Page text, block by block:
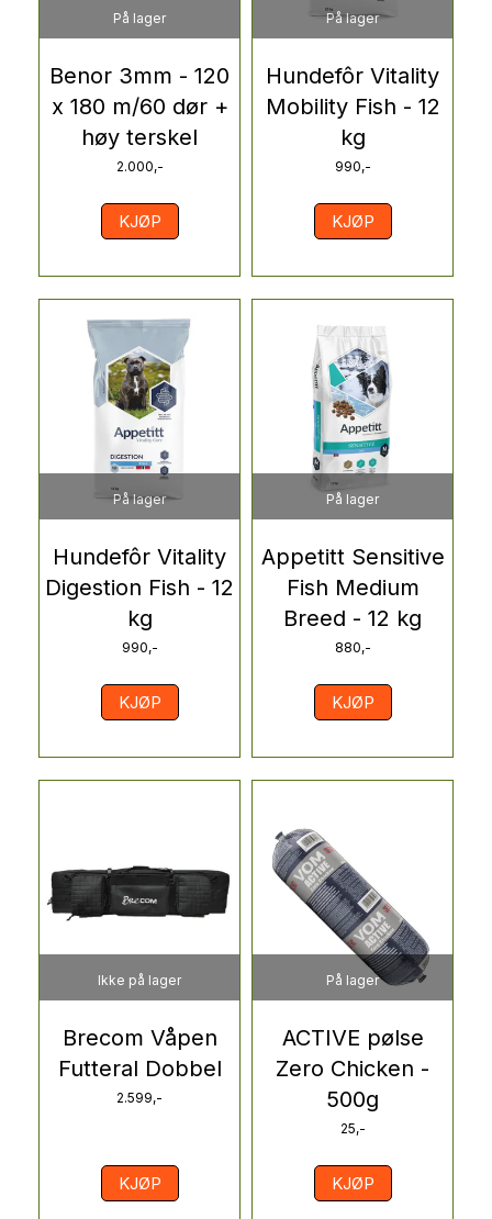
På lager
Benor 3mm - 120
x 180 m/60 dør +
høy terskel
2.000,-
KJØP
På lager
Hundefôr Vitality
Mobility Fish - 12
kg
990,-
KJØP
På lager
Hundefôr Vitality
Digestion Fish - 12
kg
990,-
KJØP
På lager
Appetitt Sensitive
Fish Medium
Breed - 12 kg
880,-
KJØP
Ikke på lager
Brecom Våpen
Futteral Dobbel
2.599,-
KJØP
På lager
ACTIVE pølse
Zero Chicken -
500g
25,-
KJØP